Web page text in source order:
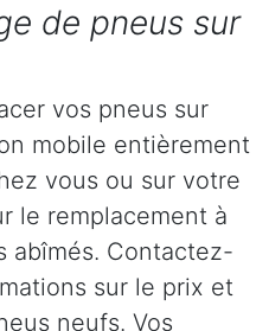
de pneus sur
vos pneus sur
mobile entièrement
vous ou sur votre
le remplacement à
abîmés. Contactez-
sur le prix et
neufs. Vos